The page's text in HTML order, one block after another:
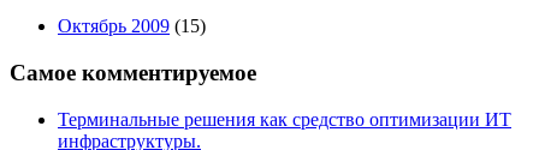
Октябрь 2009 (15)
Самое комментируемое
Терминальные решения как средство оптимизации ИТ
инфраструктуры.